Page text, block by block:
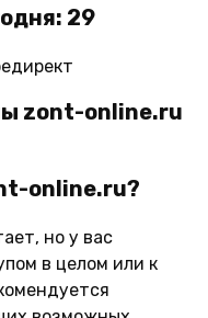
29
zont-online.ru
online.ru?
но у вас
в целом или к